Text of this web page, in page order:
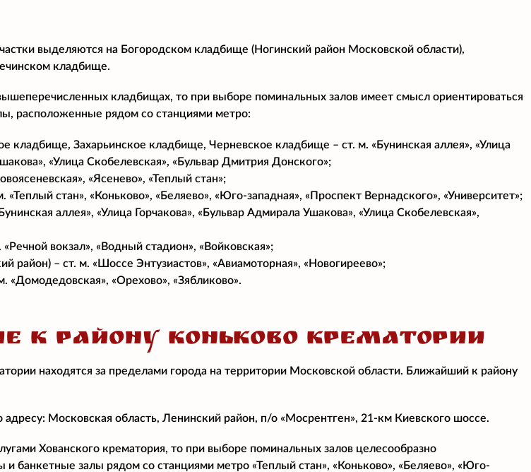
выделяются на Богородском кладбище (Ногинский район Московской области),
кладбище.
кладбищах, то при выборе поминальных залов имеет смысл ориентироваться
расположенные рядом со станциями метро:
кладбище, Захарьинское кладбище, Черневское кладбище – ст. м. «Бунинская аллея», «Улица
«Улица Скобелевская», «Бульвар Дмитрия Донского»;
«Ясенево», «Теплый стан»;
стан», «Коньково», «Беляево», «Юго-западная», «Проспект Вернадского», «Университет»;
аллея», «Улица Горчакова», «Бульвар Адмирала Ушакова», «Улица Скобелевская»,
вокзал», «Водный стадион», «Войковская»;
район) – ст. м. «Шоссе Энтузиастов», «Авиамоторная», «Новогиреево»;
«Орехово», «Зябликово».
К РАЙОНУ КОНЬКОВО КРЕМАТОРИИ
находятся за пределами города на территории Московской области. Ближайший к району
адресу: Московская область, Ленинский район, п/о «Мосрентген», 21-км Киевского шоссе.
Хованского крематория, то при выборе поминальных залов целесообразно
и банкетные залы рядом со станциями метро «Теплый стан», «Коньково», «Беляево», «Юго-